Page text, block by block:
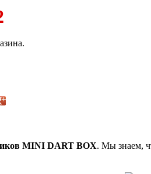
MINI DART BOX. Мы знаем,